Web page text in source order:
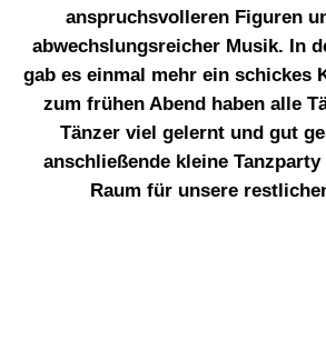
anspruchsvolleren Figuren
abwechslungsreicher Musik. In
gab es einmal mehr ein schickes
zum frühen Abend haben alle
Tänzer viel gelernt und gut
anschließende kleine
Raum für unsere